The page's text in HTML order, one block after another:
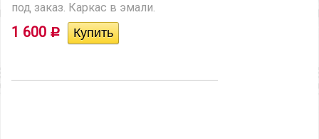
под заказ. Каркас в эмали.
1 600 Р